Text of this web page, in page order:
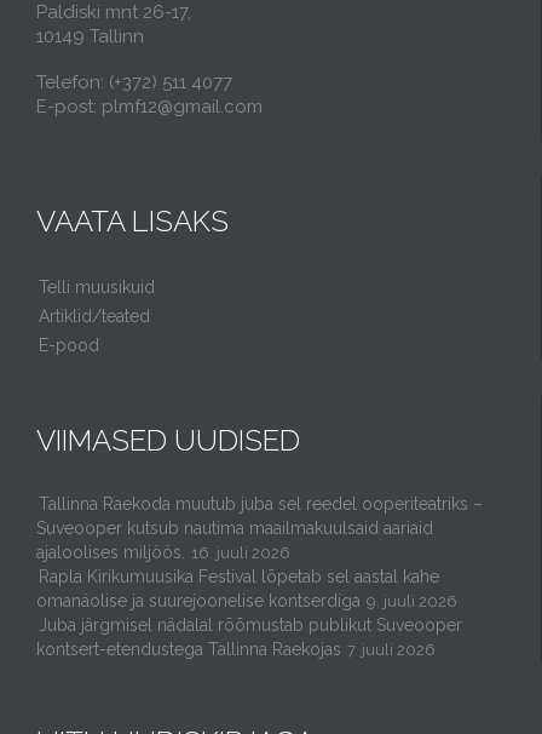
Paldiski mnt 26-17,
10149 Tallinn
Telefon: (+372) 511 4077
E-post: plmf12@gmail.com
VAATA LISAKS
Telli muusikuid
Artiklid/teated
E-pood
VIIMASED UUDISED
Tallinna Raekoda muutub juba sel reedel ooperiteatriks –
Suveooper kutsub nautima maailmakuulsaid aariaid
ajaloolises miljöös. 16. juuli 2026
Rapla Kirikumuusika Festival lõpetab sel aastal kahe
omanäolise ja suurejoonelise kontserdiga 9. juuli 2026
Juba järgmisel nädalal rõõmustab publikut Suveooper
kontsert-etendustega Tallinna Raekojas 7. juuli 2026